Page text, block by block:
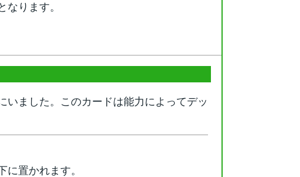
ります。
ました。このカードは能力によってデッ
置かれます。